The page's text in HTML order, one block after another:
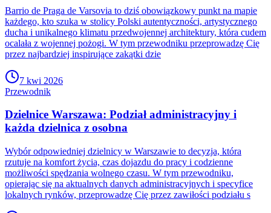
Barrio de Praga de Varsovia to dziś obowiązkowy punkt na mapie
każdego, kto szuka w stolicy Polski autentyczności, artystycznego
ducha i unikalnego klimatu przedwojennej architektury, która cudem
ocalała z wojennej pożogi. W tym przewodniku przeprowadzę Cię
przez najbardziej inspirujące zakątki dzie
7 kwi 2026
Przewodnik
Dzielnice Warszawa: Podział administracyjny i
każda dzielnica z osobna
Wybór odpowiedniej dzielnicy w Warszawie to decyzja, która
rzutuje na komfort życia, czas dojazdu do pracy i codzienne
możliwości spędzania wolnego czasu. W tym przewodniku,
opierając się na aktualnych danych administracyjnych i specyfice
lokalnych rynków, przeprowadzę Cię przez zawiłości podziału s